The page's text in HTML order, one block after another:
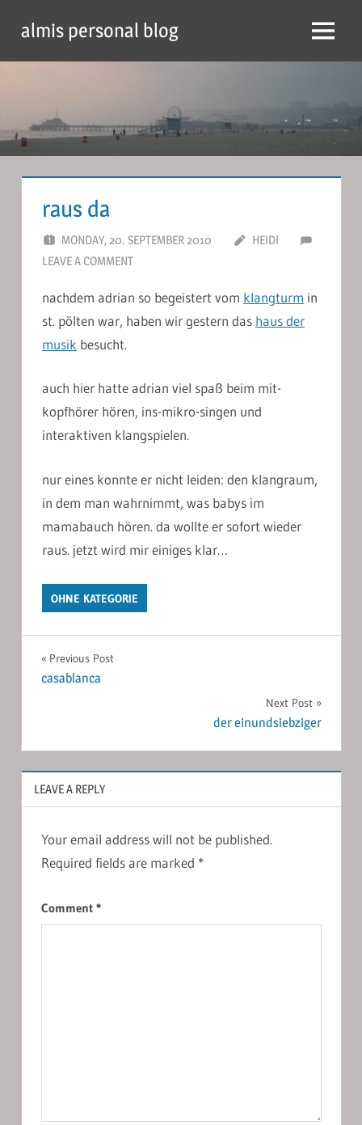
content
almis personal blog Menu
raus da
MONDAY, 20. SEPTEMBER 2010
HEIDI
LEAVE A COMMENT
nachdem adrian so begeistert vom klangturm in
st. pölten war, haben wir gestern das haus der
musik besucht.
auch hier hatte adrian viel spaß beim mit-
kopfhörer hören, ins-mikro-singen und
interaktiven klangspielen.
nur eines konnte er nicht leiden: den klangraum,
in dem man wahrnimmt, was babys im
mamabauch hören. da wollte er sofort wieder
raus. jetzt wird mir einiges klar…
OHNE KATEGORIE
Post
Previous Post
casablanca
Next Post
der einundsiebziger
LEAVE A REPLY
Your email address will not be published.
Required fields are marked *
Comment *